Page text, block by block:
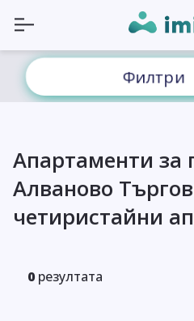
Филтри
Апартаменти за
Алваново
четиристайни
0 резултата